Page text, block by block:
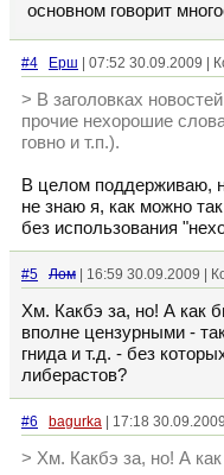
основном говорит
#4 Ерш | 07:52 30.09.2009 |
> В заголовках
прочие нехорошие
говно и т.п.).
В целом поддерживаю,
не знаю я, как можно
без использования
#5 Лом | 16:59 30.09.2009 |
Хм. Какбэ за, но! А как
вполне цензурными -
гнида и т.д. - без
либерастов?
#6 bagurka | 17:18
> Хм. Какбэ за, но! А